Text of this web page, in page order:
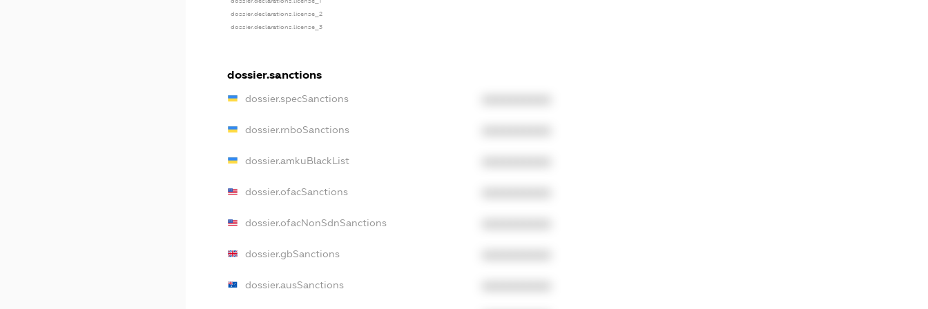
dossier.declarations.license_2
dossier.declarations.license_3
dossier.sanctions
dossier.specSanctions
dossier.rnboSanctions
dossier.amkuBlackList
dossier.ofacSanctions
dossier.ofacNonSdnSanctions
dossier.gbSanctions
dossier.ausSanctions